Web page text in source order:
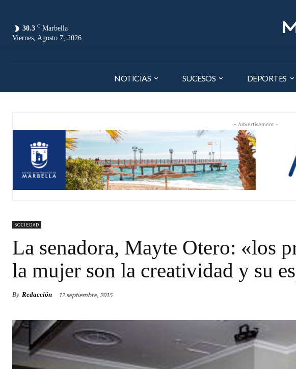
30.3 C Marbella
Viernes, Agosto 7, 2026
NOTICIAS SUCESOS DEPORTES
- Advertisement -
SOCIEDAD
La senadora, Mayte Otero: «los
la mujer son la creatividad y su
By Redacción 12 septiembre, 2015